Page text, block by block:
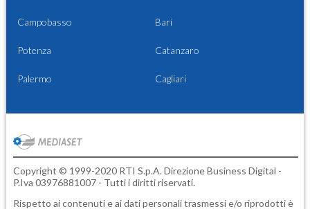
Campobasso Bari
Potenza Catanzaro
Palermo Cagliari
Copyright © 1999-2020 RTI S.p.A. Direzione Business Digital -
P.Iva 03976881007 - Tutti i diritti riservati.
Rispetto ai contenuti e ai dati personali trasmessi e/o riprodotti è